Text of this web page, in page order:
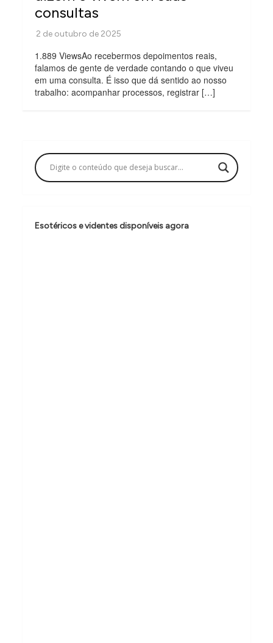
consultas
1.889 ViewsAo recebermos depoimentos reais,
falamos de gente de verdade contando o que viveu
em uma consulta. É isso que dá sentido ao nosso
trabalho: acompanhar processos, registrar […]
Esotéricos e videntes disponíveis agora